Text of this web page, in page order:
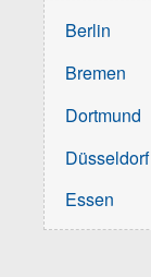
Berlin
Bremen
Dortmund
Düsseldorf
Essen